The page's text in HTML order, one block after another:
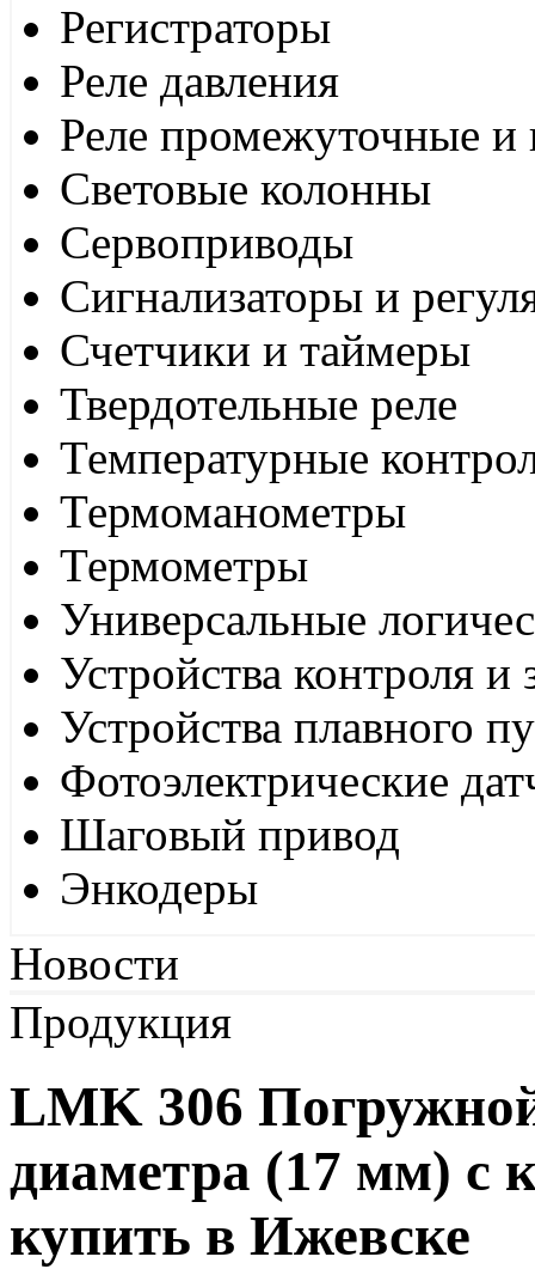
Регистраторы
Реле давления
Реле промежуточные и
Световые колонны
Сервоприводы
Сигнализаторы и
Счетчики и таймеры
Твердотельные реле
Температурные
Термоманометры
Термометры
Универсальные
Устройства контроля
Устройства плавного
Фотоэлектрические
Шаговый привод
Энкодеры
Новости
Продукция
LMK 306
диаметра (17 мм) с
купить в Ижевске